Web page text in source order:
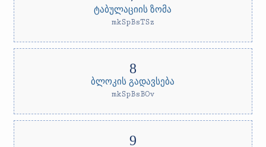
ტაბულაციის ზომა
mkSpBsTSz
ბლოკის გადავსება
mkSpBsBOv